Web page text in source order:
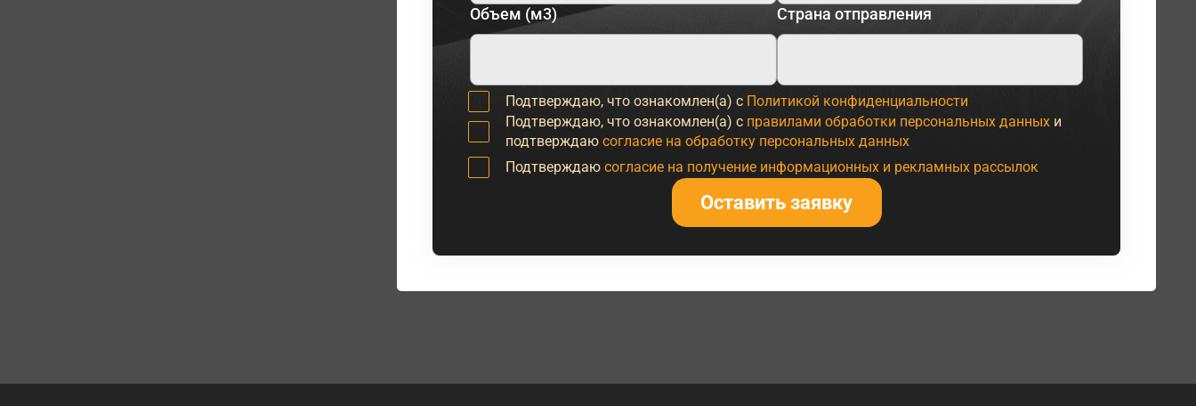
Объем (м3) Страна отправления
Подтверждаю, что ознакомлен(а) с Политикой конфиденциальности
Подтверждаю, что ознакомлен(а) с правилами обработки персональных данныхи
подтверждаю согласие на обработку персональных данных
Подтверждаю согласие на получение информационных и рекламных рассылок
Оставить заявку